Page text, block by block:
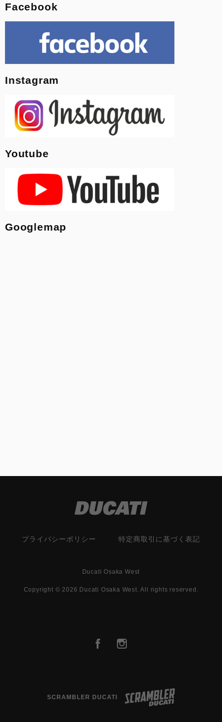
Facebook
Instagram
Youtube
Googlemap
プライバシーポリシー 特定商取引に基づく表記
Ducati Osaka West
Copyright © 2026 Ducati Osaka West. All rights reserved.
SCRAMBLER DUCATI